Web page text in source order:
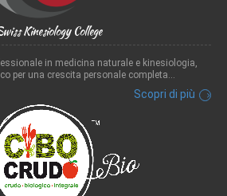
Kinesiology College
in medicina naturale e kinesiologia,
per una crescita personale completa...
Scopri di più